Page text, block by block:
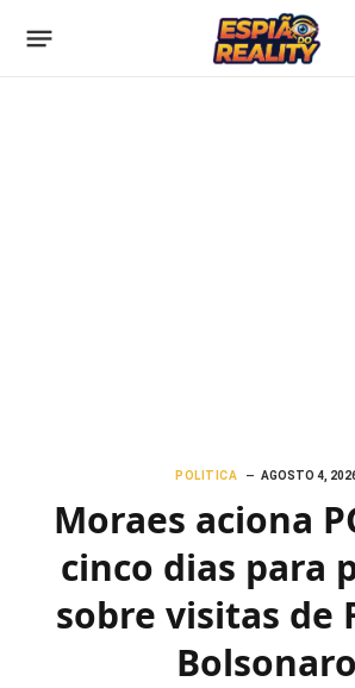
POLITICA AGOSTO 4,
Moraes aciona
cinco dias para
sobre visitas de
Bolsonaro